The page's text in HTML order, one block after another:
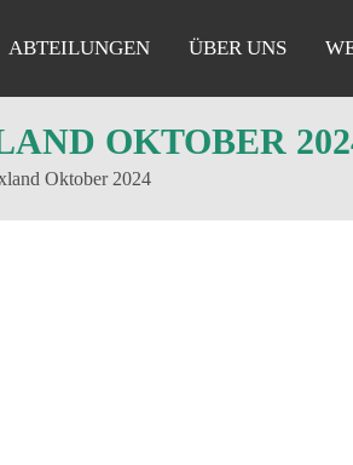
ABTEILUNGEN ÜBER UNS
OKTOBER
Oktober 2024